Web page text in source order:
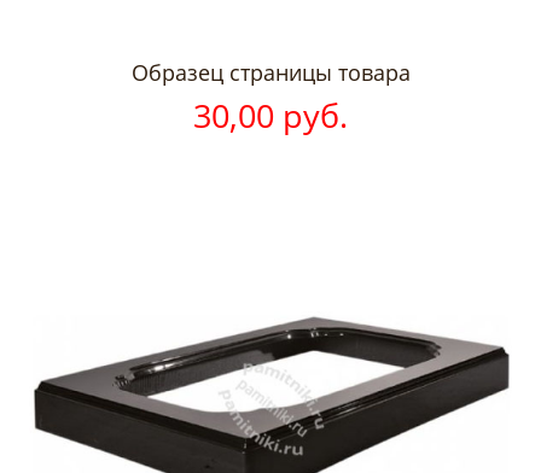
Образец страницы товара
30,00 руб.